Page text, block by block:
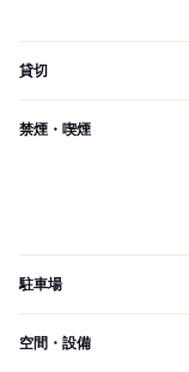
貸切
禁煙・喫煙
駐車場
空間・設備